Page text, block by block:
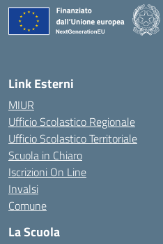
Link Esterni
MIUR
Ufficio Scolastico Regionale
Ufficio Scolastico Territoriale
Scuola in Chiaro
Iscrizioni On Line
Invalsi
Comune
La Scuola